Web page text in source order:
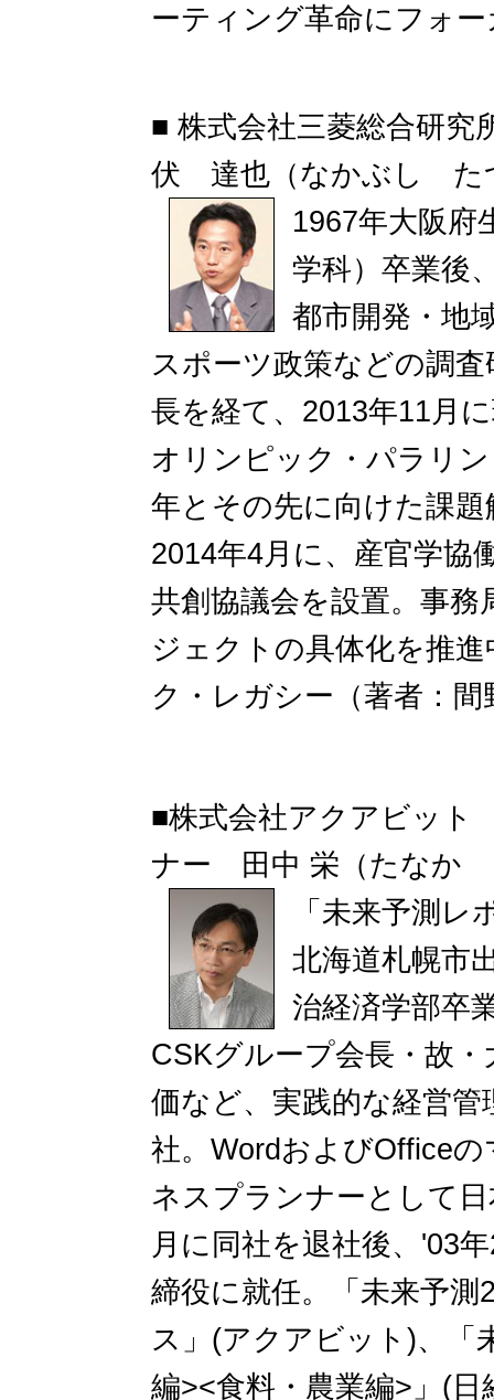
ーティング革命にフォ
■ 株式会社三菱総合研
伏 達也（なかぶし た
1967年大阪府
学科）卒業後
都市開発・地
スポーツ政策などの調
長を経て、2013年11月
オリンピック・パラリ
年とその先に向けた課
2014年4月に、産官学協
共創協議会を設置。事
ジェクトの具体化を推
ク・レガシー（著者：
■株式会社アクアビッ
ナー 田中 栄（たなか
「未来予測
北海道札幌市
治経済学部卒
CSKグループ会長・故
価など、実践的な経営
社。WordおよびOffice
ネスプランナーとして
月に同社を退社後、'03
締役に就任。「未来予
ス」(アクアビット)、「
編><食料・農業編>」(